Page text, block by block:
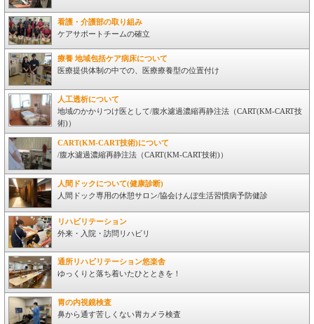
看護・介護部の取り組み
ケアサポートチームの確立
療養 地域包括ケア病床について
医療提供体制の中での、医療療養型の位置付け
人工透析について
地域のかかりつけ医として/腹水濾過濃縮再静注法（CART(KM-CART技
術)）
CART(KM-CART技術)について
/腹水濾過濃縮再静注法（CART(KM-CART技術)）
人間ドックについて(健康診断)
人間ドック専用の休憩サロン/協会けんぽ生活習慣病予防健診
リハビリテーション
外来・入院・訪問リハビリ
通所リハビリテーション悠楽舎
ゆっくりと落ち着いたひとときを！
胃の内視鏡検査
鼻から通す苦しくない胃カメラ検査